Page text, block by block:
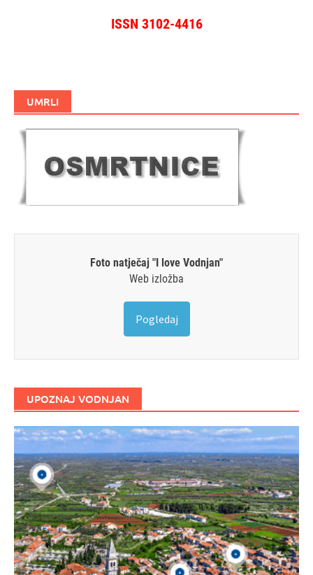
ISSN 3102-4416
UMRLI
Foto natječaj "I love Vodnjan"
Web izložba
Pogledaj
UPOZNAJ VODNJAN